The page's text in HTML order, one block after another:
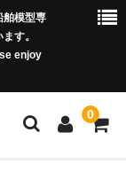
舶模型専
す。
enjoy
0